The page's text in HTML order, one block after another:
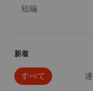
短編
新着
すべて